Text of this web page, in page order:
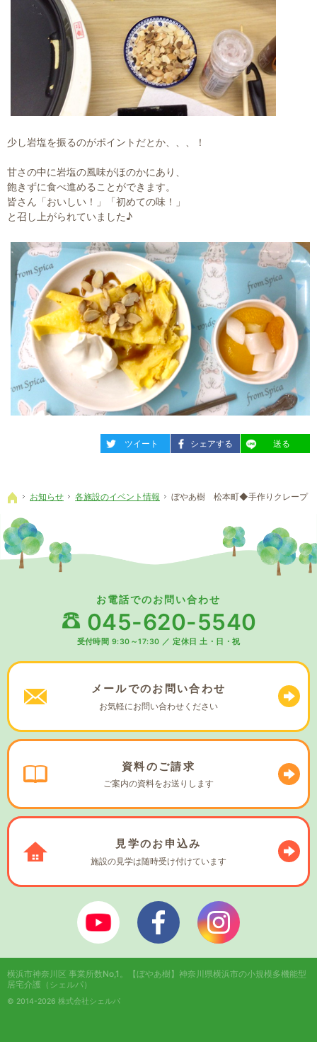
少し岩塩を振るのがポイントだとか、、、！
甘さの中に岩塩の風味がほのかにあり、
飽きずに食べ進めることができます。
皆さん「おいしい！」「初めての味！」
と召し上がられていました♪
entry1558
ツイート entry1558
シェアする entry1558
送る
ホーム
お知らせ 各施設のイベント情報 ぼやあ樹 松本町◆手作りクレープ
お電話でのお問い合わせ
045-620-5540
受付時間 9:30～17:30 ／ 定休日 土・日・祝
メールでのお問い合わせ
お気軽にお問い合わせください
資料のご請求
ご案内の資料をお送りします
見学のお申込み
施設の見学は随時受け付けています
ぼやあ樹Youtube シェルパフェイスブック
© 2014-2026 株式会社シェルパ
横浜市神奈川区 事業所数No,1。
【ぼやあ樹】神奈川県横浜市の小規模多機能型
居宅介護（シェルパ）